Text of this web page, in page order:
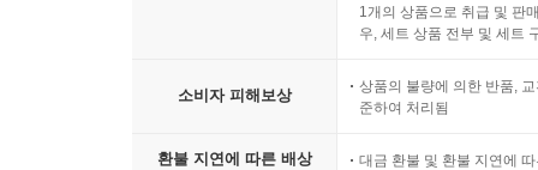
1개의 상품으로 취급 및 판
우, 세트 상품 전부 및 세트
소비자 피해보상
상품의 불량에 의한 반품,
준하여 처리됨
환불 지연에 따른 배상 대금 환불 및 환불 지연에